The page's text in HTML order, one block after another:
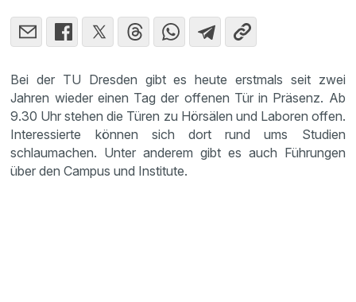
Bei der TU Dresden gibt es heute erstmals seit zwei
Jahren wieder einen Tag der offenen Tür in Präsenz. Ab
9.30 Uhr stehen die Türen zu Hörsälen und Laboren offen.
Interessierte können sich dort rund ums Studien
schlaumachen. Unter anderem gibt es auch Führungen
über den Campus und Institute.